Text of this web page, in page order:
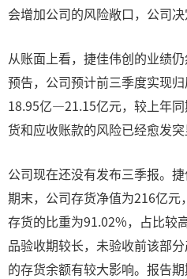
会增加公司的风险敞口，公司
从账面上看，捷佳伟创的业绩
预告，公司预计前三季度实现
18.95亿—21.15亿元，较上年
货和应收账款的风险已经愈发突
公司现在还没有发布三季报。
期末，公司存货净值为216亿
存货的比重为91.02%，占比较
品验收期较长，未验收前该部
的存货余额有较大影响。报告